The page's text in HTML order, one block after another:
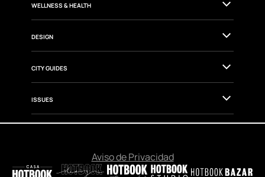
WELLNESS & HEALTH
DESIGN
CITY GUIDES
ISSUES
Aviso de Privacidad